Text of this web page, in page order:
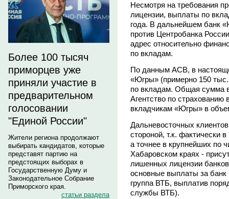
Более 100 тысяч
приморцев уже
приняли участие в
предварительном
голосовании
"Единой России"
Жители региона продолжают
выбирать кандидатов, которые
представят партию на
предстоящих выборах в
Государственную Думу и
Законодательное Собрание
Приморского края.
статьи раздела
Несмотря на требования
лицензии, выплаты по
года. В дальнейшем банк
против Центробанка
адрес относительно
по вкладам.
По данным АСВ, в
«Югры» (примерно 150
по вкладам. Общая сумма
Агентство по
вкладчикам «Югры» в
Дальневосточных
стороной, т.к. фактически
а точнее в крупнейших по
Хабаровском краях -
лишенных лицензии
основные выплаты за
группа ВТБ, выплатив
службы ВТБ).